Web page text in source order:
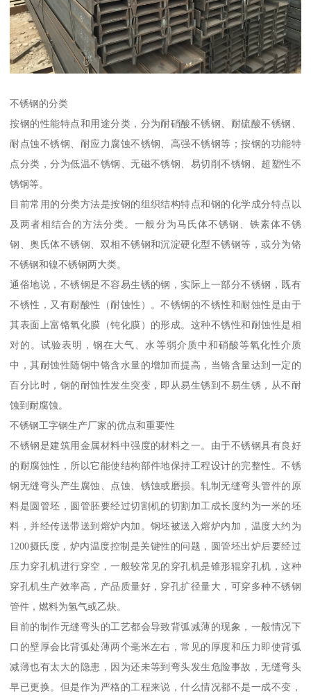
不锈钢的分类
按钢的性能特点和用途分类，分为耐硝酸不锈钢、耐硫酸不锈钢、
耐点蚀不锈钢、耐应力腐蚀不锈钢、高强不锈钢等；按钢的功能特
点分类，分为低温不锈钢、无磁不锈钢、易切削不锈钢、超塑性不
锈钢等。
目前常用的分类方法是按钢的组织结构特点和钢的化学成分特点以
及两者相结合的方法分类。一般分为马氏体不锈钢、铁素体不锈
钢、奥氏体不锈钢、双相不锈钢和沉淀硬化型不锈钢等，或分为铬
不锈钢和镍不锈钢两大类。
通俗地说，不锈钢是不容易生锈的钢，实际上一部分不锈钢，既有
不锈性，又有耐酸性（耐蚀性）。不锈钢的不锈性和耐蚀性是由于
其表面上富铬氧化膜（钝化膜）的形成。这种不锈性和耐蚀性是相
对的。试验表明，钢在大气、水等弱介质中和硝酸等氧化性介质
中，其耐蚀性随钢中铬含水量的增加而提高，当铬含量达到一定的
百分比时，钢的耐蚀性发生突变，即从易生锈到不易生锈，从不耐
蚀到耐腐蚀。
不锈钢工字钢生产厂家的优点和重要性
不锈钢是建筑用金属材料中强度的材料之一。由于不锈钢具有良好
的耐腐蚀性，所以它能使结构部件地保持工程设计的完整性。不锈
钢无缝弯头产生腐蚀、点蚀、锈蚀或磨损。轧制无缝弯头管件的原
料是圆管坯，圆管胚要经过切割机的切割加工成长度约为一米的坯
料，并经传送带送到熔炉内加。钢坯被送入熔炉内加，温度大约为
1200摄氏度，炉内温度控制是关键性的问题，圆管坯出炉后要经过
压力穿孔机进行穿空，一般较常见的穿孔机是锥形辊穿孔机，这种
穿孔机生产效率高，产品质量好，穿孔扩径量大，可穿多种不锈钢
管件，燃料为氢气或乙炔。
目前的制作无缝弯头的工艺都会导致背弧减薄的现象，一般情况下
口的壁厚会比背弧处薄两个毫米左右，常见的厚度和压力即使背弧
减薄也有太大的隐患，因为还未等到弯头发生危险事故，无缝弯头
早已更换。但是作为严格的工程来说，什么情况都不是一成不变，